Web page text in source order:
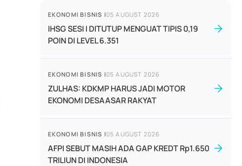
EKONOMI BISNIS |05 AUGUST 2026
IHSG SESI I DITUTUP MENGUAT TIPIS 0,19
POIN DI LEVEL 6.351
EKONOMI BISNIS |05 AUGUST 2026
ZULHAS: KDKMP HARUS JADI MOTOR
EKONOMI DESAASAR RAKYAT
EKONOMI BISNIS |05 AUGUST 2026
AFPI SEBUT MASIH ADA GAP KREDT Rp1.650
TRILIUN DI INDONESIA